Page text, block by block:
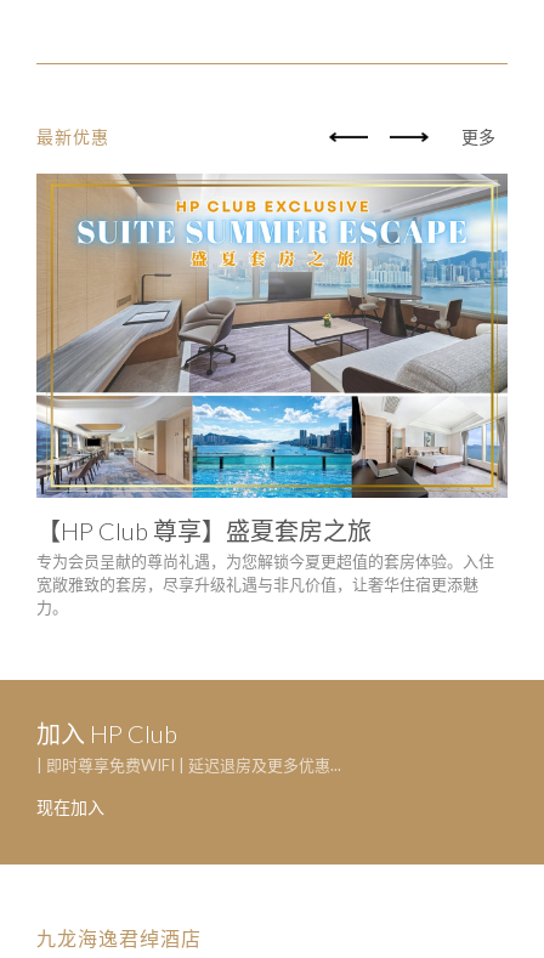
最新优惠 更多
【HP Club 尊享】盛夏套房之旅
专为会员呈献的尊尚礼遇，为您解锁今夏更超值的套房体验。入住
宽敞雅致的套房，尽享升级礼遇与非凡价值，让奢华住宿更添魅
力。
加入 HP Club
| 即时尊享免费WIFI | 延迟退房及更多优惠...
现在加入
九龙海逸君绰酒店